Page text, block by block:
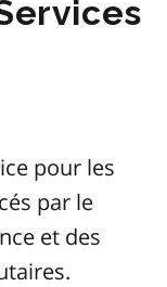
pour les
par le
et des